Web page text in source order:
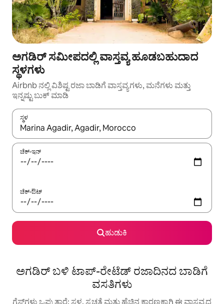
ಅಗಡಿರ್ ಸಮೀಪದಲ್ಲಿ ವಾಸ್ತವ್ಯ ಹೂಡಬಹುದಾದ
ಸ್ಥಳಗಳು
Airbnb ನಲ್ಲಿ ವಿಶಿಷ್ಟ ರಜಾ ಬಾಡಿಗೆ ವಾಸ್ತವ್ಯಗಳು, ಮನೆಗಳು ಮತ್ತು
ಇನ್ನಷ್ಟು ಬುಕ್ ಮಾಡಿ
ಸ್ಥಳ
ಫಲಿತಾಂಶಗಳು ಲಭ್ಯವಿರುವಾಗ, ಅಪ್ ಮತ್ತು ಡೌನ್ ಬಾಣದ ಕೀಲಿಗಳೊಂದಿಗೆ
ಚೆಕ್-ಇನ್
ಚೆಕ್-ಔಟ್
ಹುಡುಕಿ
ಅಗಡಿರ್ ಬಳಿ ಟಾಪ್-ರೇಟೆಡ್ ರಜಾದಿನದ ಬಾಡಿಗೆ
ವಸತಿಗಳು
ಗೆಸ್ಟ್‌ಗಳು ಒಪ್ಪುತ್ತಾರೆ: ಸ್ಥಳ, ಸ್ವಚ್ಛತೆ ಮತ್ತು ಹೆಚ್ಚಿನ ಕಾರಣಕ್ಕಾಗಿ ಈ ವಾಸ್ತವ್ಯದ